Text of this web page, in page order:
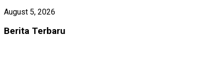
August 5, 2026
Berita Terbaru